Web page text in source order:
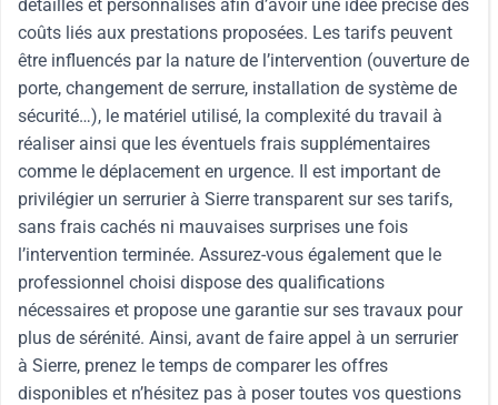
détaillés et personnalisés afin d’avoir une idée précise des
coûts liés aux prestations proposées. Les tarifs peuvent
être influencés par la nature de l’intervention (ouverture de
porte, changement de serrure, installation de système de
sécurité…), le matériel utilisé, la complexité du travail à
réaliser ainsi que les éventuels frais supplémentaires
comme le déplacement en urgence. Il est important de
privilégier un serrurier à Sierre transparent sur ses tarifs,
sans frais cachés ni mauvaises surprises une fois
l’intervention terminée. Assurez-vous également que le
professionnel choisi dispose des qualifications
nécessaires et propose une garantie sur ses travaux pour
plus de sérénité. Ainsi, avant de faire appel à un serrurier
à Sierre, prenez le temps de comparer les offres
disponibles et n’hésitez pas à poser toutes vos questions